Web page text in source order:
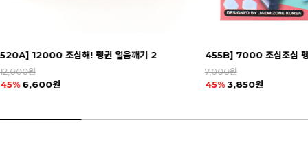
455B] 7000 조심조심 펭귄얼음깨기(중)
7,000원
45% 3,850원
275B] 3000 아이스 캔디
3,000원
45% 1,650원